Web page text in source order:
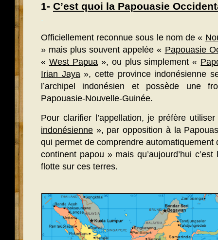
1- C’est quoi la Papouasie
.
Officiellement reconnue sous le nom de «
» mais plus souvent appelée « Papouasie
« West Papua», ou plus simplement «
Irian Jaya», cette province indonésienne
l’archipel indonésien et possède une
Papouasie-Nouvelle-Guinée.
Pour clarifier l’appellation, je préfère
indonésienne », par opposition à la
qui permet de comprendre
continent papou » mais qu’aujourd’hui
flotte sur ces terres..